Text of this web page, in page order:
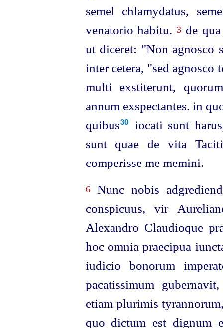
semel chlamydatus,
venatorio habitu. 3 de
ut diceret: "Non agnosco
inter cetera, "sed agnosco
multi exstiterunt,
annum exspectantes. in
quibus⁠30
iocati sunt
sunt quae de vita
comperisse me memini.
6Nunc nobis
conspicuus, vir
Alexandro Claudioque
hoc omnia praecipua
iudicio bonorum
pacatissimum
etiam plurimis
quo dictum est dignum